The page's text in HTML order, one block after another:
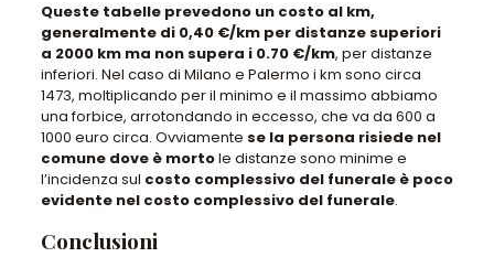
Queste tabelle prevedono un costo al km,
generalmente di 0,40 €/km per distanze superiori
a 2000 km ma non supera i 0.70 €/km, per distanze
inferiori. Nel caso di Milano e Palermo i km sono circa
1473, moltiplicando per il minimo e il massimo abbiamo
una forbice, arrotondando in eccesso, che va da 600 a
1000 euro circa. Ovviamente se la persona risiede nel
comune dove è mortole distanze sono minime e
l’incidenza sul costo complessivo del funerale è poco
evidente nel costo complessivo del funerale.
Conclusioni